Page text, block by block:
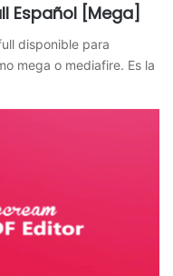
Español [Mega]
disponible para
mega o mediafire. Es la